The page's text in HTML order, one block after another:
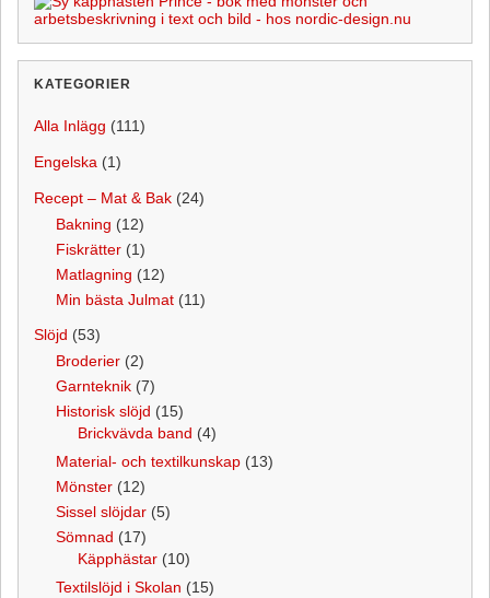
KATEGORIER
Alla Inlägg (111)
Engelska (1)
Recept – Mat & Bak (24)
Bakning (12)
Fiskrätter (1)
Matlagning (12)
Min bästa Julmat (11)
Slöjd (53)
Broderier (2)
Garnteknik (7)
Historisk slöjd (15)
Brickvävda band (4)
Material- och textilkunskap (13)
Mönster (12)
Sissel slöjdar (5)
Sömnad (17)
Käpphästar (10)
Textilslöjd i Skolan (15)